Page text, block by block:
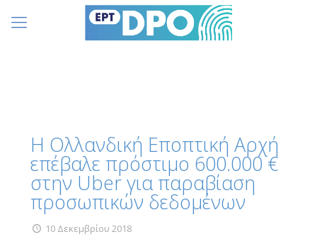
Η Ολλανδική Εποπτική Αρχή
επέβαλε πρόστιμο 600.000 €
στην Uber για παραβίαση
προσωπικών δεδομένων
10 Δεκεμβρίου 2018